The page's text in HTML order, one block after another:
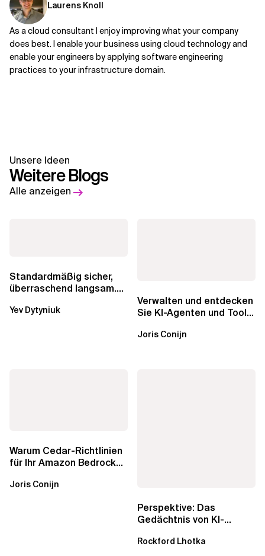
Laurens Knoll
As a cloud consultant I enjoy improving what your company
does best. I enable your business using cloud technology and
enable your engineers by applying software engineering
practices to your infrastructure domain.
Unsere Ideen
Weitere Blogs
Alle anzeigen
Standardmäßig sicher,
überraschend langsam.
über die RDS...
Yev Dytyniuk
Verwalten und entdecken
Sie KI-Agenten und Tools
AgentCore...
Joris Conijn
Warum Cedar-Richtlinien
für Ihr Amazon Bedrock
wichtig sind
Joris Conijn
Perspektive: Das
Gedächtnis von KI-
dem...
Rockford Lhotka